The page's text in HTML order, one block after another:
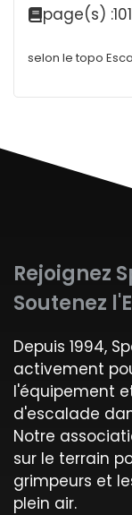
page(s) :101
selon le topo
Rejoignez
Soutenez
Depuis 1994,
activement
l'équipement
d'escalade
Notre
sur le terrain
grimpeurs et
plein air.